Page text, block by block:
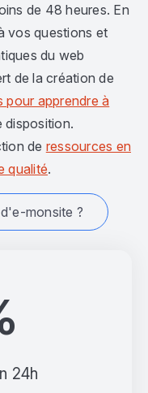
24h
de 48 heures. En
vos questions et
du web
de la création de
pour apprendre à
disposition.
de ressources en
qualité.
monsite ?